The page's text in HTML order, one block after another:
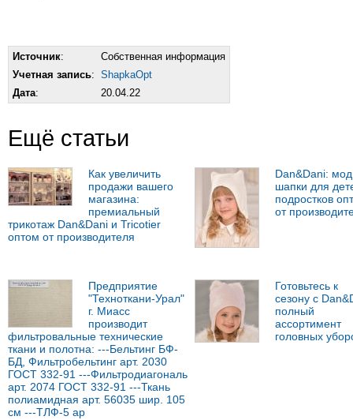
Источник:
Собственная информация
Учетная запись: ShapkaOpt
Дата: 20.04.22
Ещё статьи
Как увеличить
продажи вашего
магазина:
премиальный
трикотаж Dan&Dani и Tricotier
оптом от производителя
Dan&Dani:
шапки для
подростков
от
Предприятие
"Техноткани-Урал"
г. Миасс
производит
фильтровальные технические
ткани и полотна: ---Бельтинг БФ-
БД, Фильтробельтинг арт. 2030
ГОСТ 332-91 ---Фильтродиагональ
арт. 2074 ГОСТ 332-91 ---Ткань
полиамидная арт. 56035 шир. 105
см ---ТЛФ-5 ар
Готовьтесь к
сезону с
полный
ассортимент
головных